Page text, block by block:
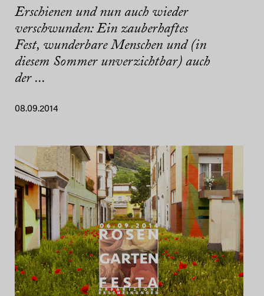
Erschienen und nun auch wieder
verschwunden: Ein zauberhaftes
Fest, wunderbare Menschen und (in
diesem Sommer unverzichtbar) auch
der ...
08.09.2014